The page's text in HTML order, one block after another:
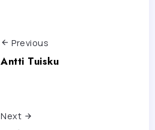
Previous
Antti Tuisku
Next